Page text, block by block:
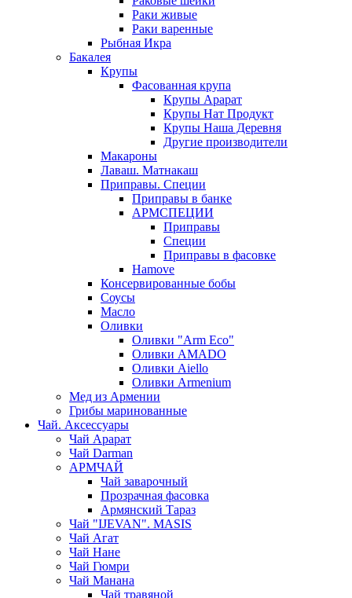
Раки живые
Раки варенные
Рыбная Икра
Бакалея
Крупы
Фасованная крупа
Крупы Арарат
Крупы Нат Продукт
Крупы Наша Деревня
Другие производители
Макароны
Лаваш. Матнакаш
Приправы. Специи
Приправы в банке
АРМСПЕЦИИ
Приправы
Специи
Приправы в фасовке
Hamove
Консервированные бобы
Соусы
Масло
Оливки
Оливки "Arm Eco"
Оливки AMADO
Оливки Aiello
Оливки Armenium
Мед из Армении
Грибы маринованные
Чай. Аксессуары
Чай Арарат
Чай Darman
АРМЧАЙ
Чай заварочный
Прозрачная фасовка
Армянский Тараз
Чай "IJEVAN". MASIS
Чай Агат
Чай Нане
Чай Гюмри
Чай Манана
Чай травяной